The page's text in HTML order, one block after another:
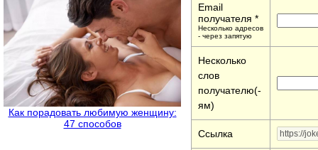
Как порадовать любимую женщину:
47 способов
Email
получателя *
Несколько адресов
- через запятую
Несколько
слов
получателю(-
ям)
Ссылка